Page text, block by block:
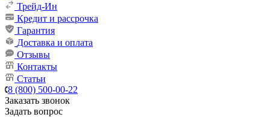
Трейд-Ин
Кредит и рассрочка
Гарантия
Доставка и оплата
Отзывы
Контакты
Статьи
8 (800) 500-00-22
Заказать звонок
Задать вопрос